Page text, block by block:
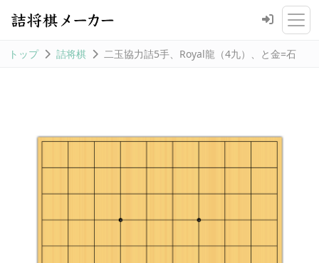
トップ 詰将棋 二玉協力詰5手、Royal龍（4九）、と金=石